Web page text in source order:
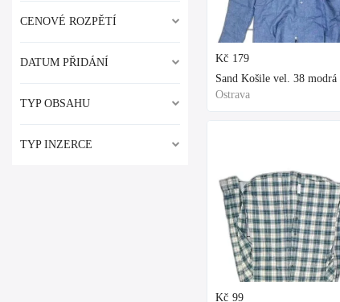
CENOVÉ ROZPĚTÍ
DATUM PŘIDÁNÍ
TYP OBSAHU
TYP INZERCE
Kč 179
Sand Košile vel. 38 modrá
Ostrava
Kč 99